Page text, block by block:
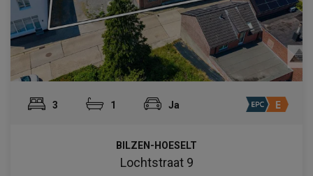
3 1 Ja
BILZEN-HOESELT
Lochtstraat 9